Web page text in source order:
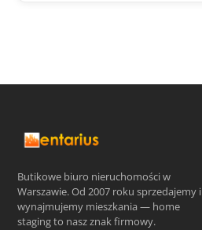
Butikowe biuro nieruchomości w
Warszawie. Od 2007 roku sprzedajemy i
wynajmujemy mieszkania — home
staging to nasz znak firmowy.